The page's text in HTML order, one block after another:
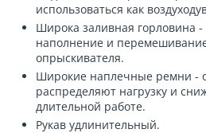
использоваться как
Широка заливная горловина
наполнение и
опрыскивателя.
Широкие наплечные ремни -
распределяют нагрузку и
длительной работе.
Рукав удлинительный.